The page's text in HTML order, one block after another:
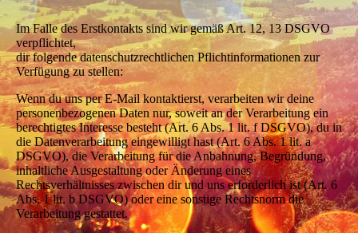
Im Falle des Erstkontakts sind wir gemäß Art. 12, 13 DSGVO
verpflichtet,
dir folgende datenschutzrechtlichen Pflichtinformationen zur
Verfügung zu stellen:
Wenn du uns per E-Mail kontaktierst, verarbeiten wir deine
personenbezogenen Daten nur, soweit an der Verarbeitung ein
berechtigtes Interesse besteht (Art. 6 Abs. 1 lit. f DSGVO), du in
die Datenverarbeitung eingewilligt hast (Art. 6 Abs. 1 lit. a
DSGVO), die Verarbeitung für die Anbahnung, Begründung,
inhaltliche Ausgestaltung oder Änderung eines
Rechtsverhältnisses zwischen dir und uns erforderlich ist (Art. 6
Abs. 1 lit. b DSGVO) oder eine sonstige Rechtsnorm die
Verarbeitung gestattet.